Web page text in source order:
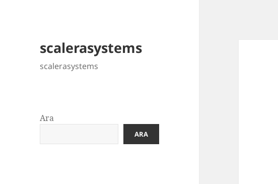
scalerasystems
scalerasystems
Ara
ARA